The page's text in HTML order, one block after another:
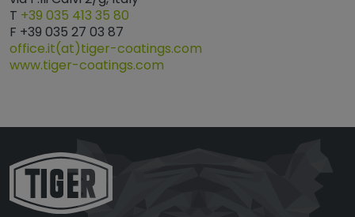
T +39 035 413 35 80
F +39 035 27 03 87
office.it(at)tiger-coatings.com
www.tiger-coatings.com